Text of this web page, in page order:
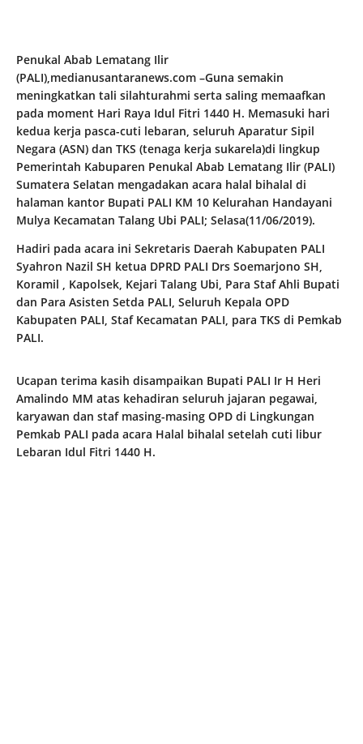
Penukal Abab Lematang Ilir
(PALI),medianusantaranews.com –Guna semakin
meningkatkan tali silahturahmi serta saling memaafkan
pada moment Hari Raya Idul Fitri 1440 H. Memasuki hari
kedua kerja pasca-cuti lebaran, seluruh Aparatur Sipil
Negara (ASN) dan TKS (tenaga kerja sukarela)di lingkup
Pemerintah Kabuparen Penukal Abab Lematang Ilir (PALI)
Sumatera Selatan mengadakan acara halal bihalal di
halaman kantor Bupati PALI KM 10 Kelurahan Handayani
Mulya Kecamatan Talang Ubi PALI; Selasa(11/06/2019).
Hadiri pada acara ini Sekretaris Daerah Kabupaten PALI
Syahron Nazil SH ketua DPRD PALI Drs Soemarjono SH,
Koramil , Kapolsek, Kejari Talang Ubi, Para Staf Ahli Bupati
dan Para Asisten Setda PALI, Seluruh Kepala OPD
Kabupaten PALI, Staf Kecamatan PALI, para TKS di Pemkab
PALI.
Ucapan terima kasih disampaikan Bupati PALI Ir H Heri
Amalindo MM atas kehadiran seluruh jajaran pegawai,
karyawan dan staf masing-masing OPD di Lingkungan
Pemkab PALI pada acara Halal bihalal setelah cuti libur
Lebaran Idul Fitri 1440 H.